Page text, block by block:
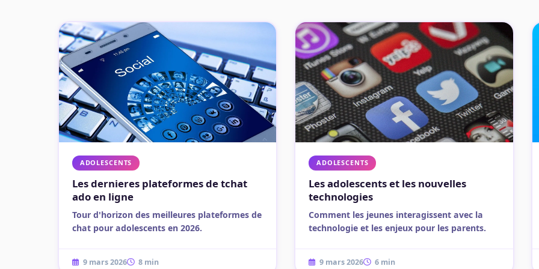
ADOLESCENTS
Les dernieres plateformes de tchat
ado en ligne
Tour d'horizon des meilleures plateformes de
chat pour adolescents en 2026.
9 mars 2026 8 min
ADOLESCENTS
Les adolescents et les nouvelles
technologies
Comment les jeunes interagissent avec la
technologie et les enjeux pour les parents.
9 mars 2026 6 min